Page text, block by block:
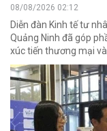
08/08/2026 02:12
Diễn đàn Kinh tế tư
Quảng Ninh đã góp
xúc tiến thương mại